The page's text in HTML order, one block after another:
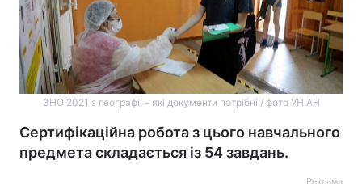
ЗНО 2021 з географії - які документи потрібні / фото УНІАН
Сертифікаційна робота з цього навчального
предмета складається із 54 завдань.
Реклама